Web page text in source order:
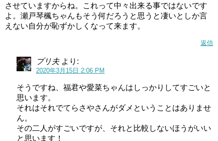
引用元：セントラルジャパン
はっきりとした顔立ちで、よく見たら目が少し茶色っぽく
見える瀬戸琴楓ちゃんですが、ハーフなのでは？という噂
させていますからね。これって中々出来る事ではないです
よ。瀬戸琴楓ちゃんもそう何だろうと思うと凄いとしか言
えない自分が恥ずかしくなって来ます。
返信
プリ夫 より:
2020年3月15日 2:06 PM
そうですね、福君や愛菜ちゃんはしっかりしてすごいと
思います。
それはそれでてらさやさんがダメということはありませ
ん。
その二人がすごいですが、それと比較しないほうがいい
と思います！